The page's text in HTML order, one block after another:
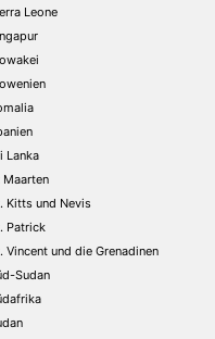
Leone
Lanka
Maarten
Kitts und Nevis
Patrick
Vincent und die Grenadinen
Sudan